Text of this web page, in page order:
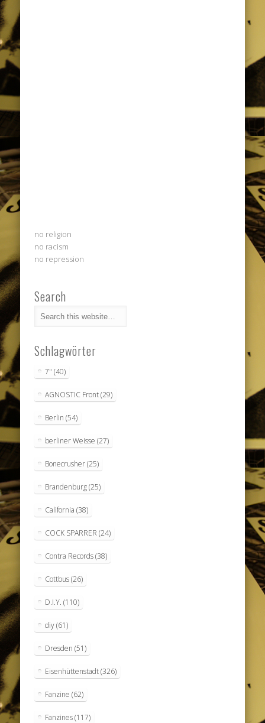
no religion
no racism
no repression
Search
Schlagwörter
7" (40)
AGNOSTIC Front(29)
Berlin (54)
berliner Weisse (27)
Bonecrusher(25)
Brandenburg(25)
California (38)
COCK SPARRER (24)
Contra Records(38)
Cottbus(26)
D.I.Y. (110)
diy(61)
Dresden (51)
Eisenhüttenstadt(326)
Fanzine (62)
Fanzines(117)